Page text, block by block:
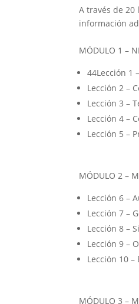
A través de
información
MÓDULO 1 –
44Lección 1
Lección 2 –
Lección 3 –
Lección 4 –
Lección 5 –
MÓDULO 2 –
Lección 6 –
Lección 7 –
Lección 8 –
Lección 9 –
Lección 10
MÓDULO 3 –